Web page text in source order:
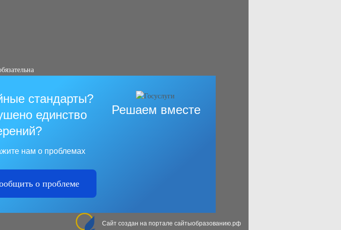
Решаем вместе
стандарты?
единство
нам о проблемах
о проблеме
Сайт создан на портале сайтыобразованию.рф